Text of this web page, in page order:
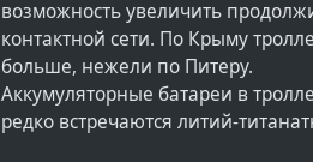
возможность увеличить
контактной сети. По Крыму
больше, нежели по Питеру.
Аккумуляторные батареи в
редко встречаются литий-